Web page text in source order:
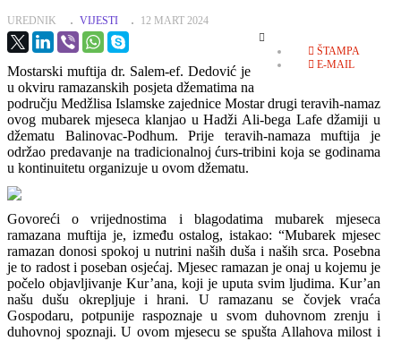
UREDNIK VIJESTI
12 MART 2024
ŠTAMPA
E-MAIL
Mostarski muftija dr. Salem-ef. Dedović je
u okviru ramazanskih posjeta džematima na
području Medžlisa Islamske zajednice Mostar drugi teravih-namaz
ovog mubarek mjeseca klanjao u Hadži Ali-bega Lafe džamiji u
džematu Balinovac-Podhum. Prije teravih-namaza muftija je
održao predavanje na tradicionalnoj ćurs-tribini koja se godinama
u kontinuitetu organizuje u ovom džematu.
Govoreći o vrijednostima i blagodatima mubarek mjeseca
ramazana muftija je, između ostalog, istakao: “Mubarek mjesec
ramazan donosi spokoj u nutrini naših duša i naših srca. Posebna
je to radost i poseban osjećaj. Mjesec ramazan je onaj u kojemu je
počelo objavljivanje Kur’ana, koji je uputa svim ljudima. Kur’an
našu dušu okrepljuje i hrani. U ramazanu se čovjek vraća
Gospodaru, potpunije raspoznaje u svom duhovnom zrenju i
duhovnoj spoznaji. U ovom mjesecu se spušta Allahova milost i